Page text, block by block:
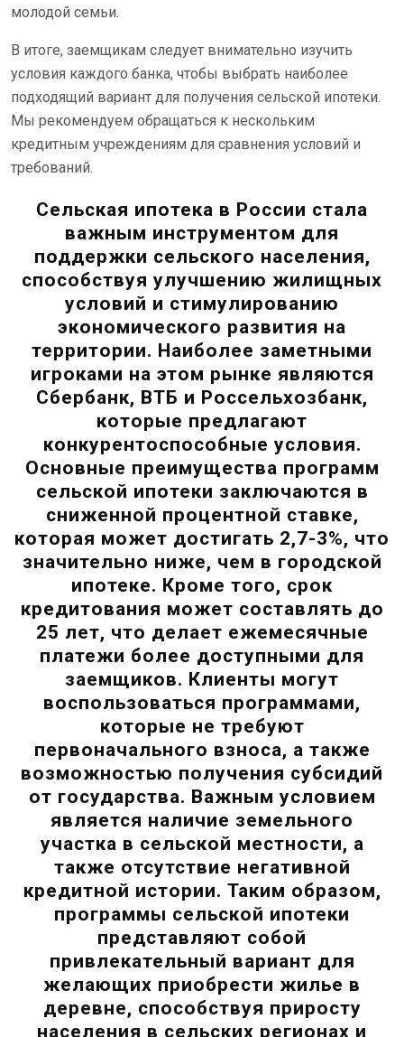
молодой семьи.
В итоге, заемщикам следует внимательно изучить
условия каждого банка, чтобы выбрать наиболее
подходящий вариант для получения сельской ипотеки.
Мы рекомендуем обращаться к нескольким
кредитным учреждениям для сравнения условий и
требований.
Сельская ипотека в России стала
важным инструментом для
поддержки сельского населения,
способствуя улучшению жилищных
условий и стимулированию
экономического развития на
территории. Наиболее заметными
игроками на этом рынке являются
Сбербанк, ВТБ и Россельхозбанк,
которые предлагают
конкурентоспособные условия.
Основные преимущества программ
сельской ипотеки заключаются в
сниженной процентной ставке,
которая может достигать 2,7-3%, что
значительно ниже, чем в городской
ипотеке. Кроме того, срок
кредитования может составлять до
25 лет, что делает ежемесячные
платежи более доступными для
заемщиков. Клиенты могут
воспользоваться программами,
которые не требуют
первоначального взноса, а также
возможностью получения субсидий
от государства. Важным условием
является наличие земельного
участка в сельской местности, а
также отсутствие негативной
кредитной истории. Таким образом,
программы сельской ипотеки
представляют собой
привлекательный вариант для
желающих приобрести жилье в
деревне, способствуя приросту
населения в сельских регионах и